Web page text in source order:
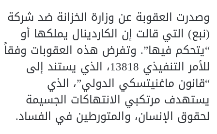
وصدرت العقوبة عن وزارة الخزانة ضد شركة
(نبع) التي قالت إن الكاردينال يملكها أو
“يتحكم فيها”. وتفرض هذه العقوبات وفقاً
للأمر التنفيذي 13818، الذي يستند إلى
“قانون ماغنيتسكي الدولي”، الذي
يستهدف مرتكبي الانتهاكات الجسيمة
لحقوق الإنسان، والمتورطين في الفساد.